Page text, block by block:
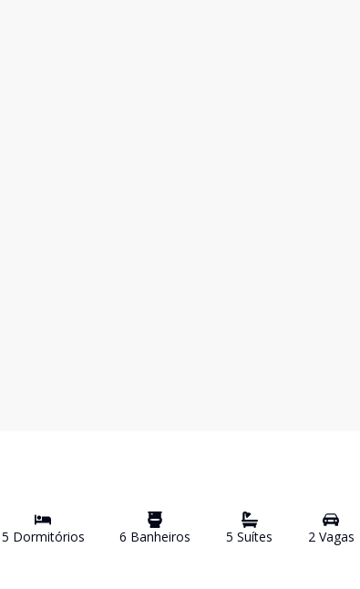
5 Dormitórios 6 Banheiros 5 Suítes 2Vagas